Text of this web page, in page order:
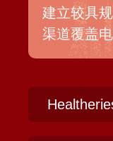
建立较具
渠道覆盖
糖、高钙